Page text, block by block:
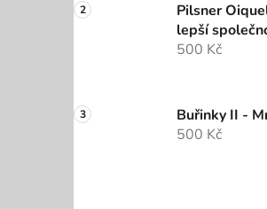
Pilsner
lepší
500 Kč
Buřinky II -
500 Kč